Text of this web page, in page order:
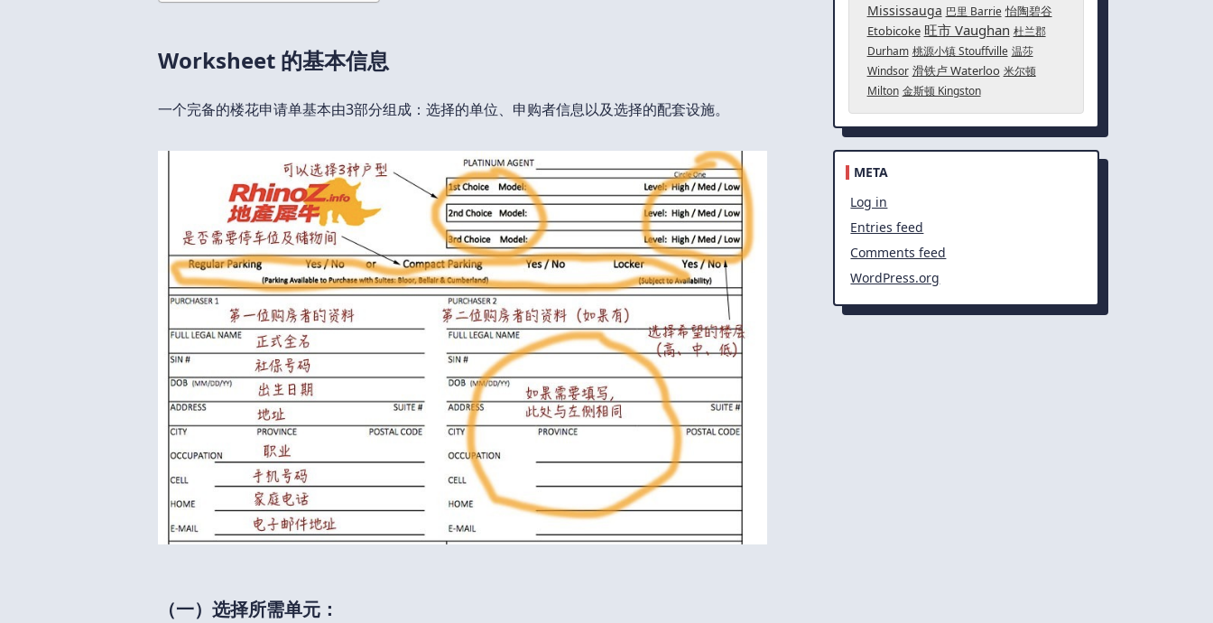
Worksheet 的基本信息
一个完备的楼花申请单基本由3部分组成：选择的单位、申购者信息以及选择的配套设施。
（一）选择所需单元：
Mississauga 巴里 Barrie 怡陶碧谷
Etobicoke 旺市 Vaughan 杜兰郡
Durham 桃源小镇 Stouffville 温莎
Windsor 滑铁卢 Waterloo 米尔顿
Milton 金斯顿 Kingston
META
Log in
Entries feed
Comments feed
WordPress.org